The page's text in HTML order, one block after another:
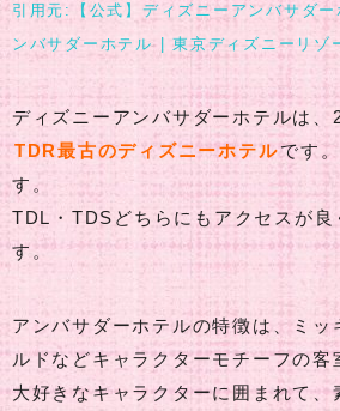
引用元:【公式】ディズニーアンバサダ
ンバサダーホテル | 東京ディズニーリゾ
ディズニーアンバサダーホテルは、
TDR最古のディズニーホテルです
す。
TDL・TDSどちらにもアクセスが良
す。
アンバサダーホテルの特徴は、ミッ
ルドなどキャラクターモチーフの客
大好きなキャラクターに囲まれて、